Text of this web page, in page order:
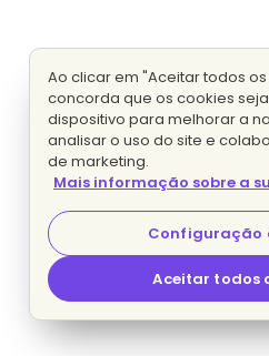
Ao clicar em "Aceitar todos
concorda que os cookies
dispositivo para melhorar a
analisar o uso do site e
de marketing.
Mais informação sobre a
Configuração
Aceitar todos